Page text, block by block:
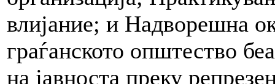
влијание; и Надворешна
граѓанското општество
на јавноста преку